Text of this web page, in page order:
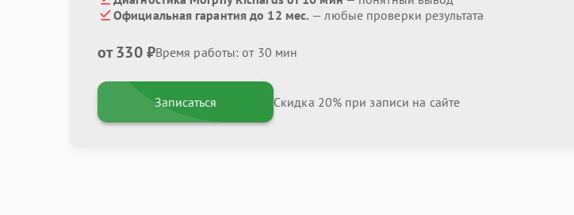
Официальная гарантия до 12 мес. — любые проверки результата
от 330 ₽Время работы: от 30 мин
Записаться Скидка 20% при записи на сайте